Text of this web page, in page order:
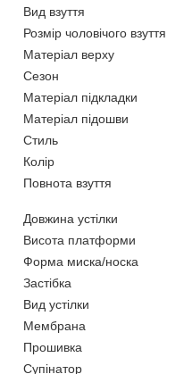
Вид взуття
Розмір чоловічого взуття
Матеріал верху
Сезон
Матеріал підкладки
Матеріал підошви
Стиль
Колір
Повнота взуття
Довжина устілки
Висота платформи
Форма миска/носка
Застібка
Вид устілки
Мембрана
Прошивка
Супінатор